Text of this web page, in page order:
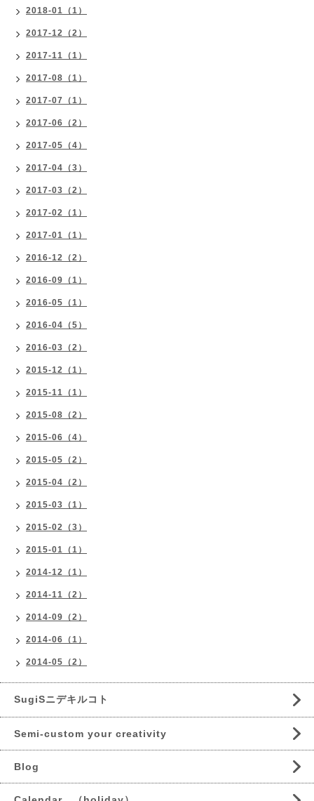
2018-01（1）
2017-12（2）
2017-11（1）
2017-08（1）
2017-07（1）
2017-06（2）
2017-05（4）
2017-04（3）
2017-03（2）
2017-02（1）
2017-01（1）
2016-12（2）
2016-09（1）
2016-05（1）
2016-04（5）
2016-03（2）
2015-12（1）
2015-11（1）
2015-08（2）
2015-06（4）
2015-05（2）
2015-04（2）
2015-03（1）
2015-02（3）
2015-01（1）
2014-12（1）
2014-11（2）
2014-09（2）
2014-06（1）
2014-05（2）
SugiSニデキルコト
Semi-custom your creativity
Blog